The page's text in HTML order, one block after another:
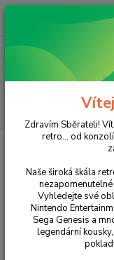
(Po-Pá, 15:00-20:00 hod.)
Tomb
Zdravím Sběrateli!
retro... od
Naše široká škála
Vyhledejte své
Nintendo
Sega Genesis a
legendární